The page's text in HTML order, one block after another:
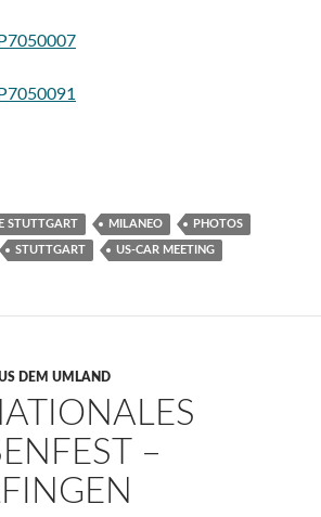
STUTTGART MILANEO PHOTOS
STUTTGART US-CAR MEETING
DEM UMLAND
– S